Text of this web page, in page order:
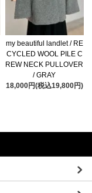
my beautiful landlet / RE
CYCLED WOOL PILE C
REW NECK PULLOVER
/ GRAY
18,000円(税込19,800円)